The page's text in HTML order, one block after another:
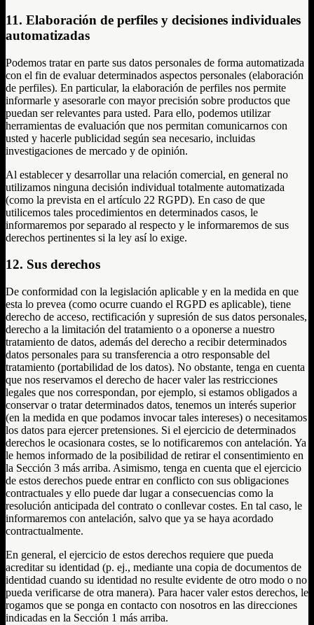
11. Elaboración de perfiles y decisiones individuales
automatizadas
Podemos tratar en parte sus datos personales de forma automatizada
con el fin de evaluar determinados aspectos personales (elaboración
de perfiles). En particular, la elaboración de perfiles nos permite
informarle y asesorarle con mayor precisión sobre productos que
puedan ser relevantes para usted. Para ello, podemos utilizar
herramientas de evaluación que nos permitan comunicarnos con
usted y hacerle publicidad según sea necesario, incluidas
investigaciones de mercado y de opinión.
Al establecer y desarrollar una relación comercial, en general no
utilizamos ninguna decisión individual totalmente automatizada
(como la prevista en el artículo 22 RGPD). En caso de que
utilicemos tales procedimientos en determinados casos, le
informaremos por separado al respecto y le informaremos de sus
derechos pertinentes si la ley así lo exige.
12. Sus derechos
De conformidad con la legislación aplicable y en la medida en que
esta lo prevea (como ocurre cuando el RGPD es aplicable), tiene
derecho de acceso, rectificación y supresión de sus datos personales,
derecho a la limitación del tratamiento o a oponerse a nuestro
tratamiento de datos, además del derecho a recibir determinados
datos personales para su transferencia a otro responsable del
tratamiento (portabilidad de los datos). No obstante, tenga en cuenta
que nos reservamos el derecho de hacer valer las restricciones
legales que nos correspondan, por ejemplo, si estamos obligados a
conservar o tratar determinados datos, tenemos un interés superior
(en la medida en que podamos invocar tales intereses) o necesitamos
los datos para ejercer pretensiones. Si el ejercicio de determinados
derechos le ocasionara costes, se lo notificaremos con antelación. Ya
le hemos informado de la posibilidad de retirar el consentimiento en
la Sección 3 más arriba. Asimismo, tenga en cuenta que el ejercicio
de estos derechos puede entrar en conflicto con sus obligaciones
contractuales y ello puede dar lugar a consecuencias como la
resolución anticipada del contrato o conllevar costes. En tal caso, le
informaremos con antelación, salvo que ya se haya acordado
contractualmente.
En general, el ejercicio de estos derechos requiere que pueda
acreditar su identidad (p. ej., mediante una copia de documentos de
identidad cuando su identidad no resulte evidente de otro modo o no
pueda verificarse de otra manera). Para hacer valer estos derechos, le
rogamos que se ponga en contacto con nosotros en las direcciones
indicadas en la Sección 1 más arriba.